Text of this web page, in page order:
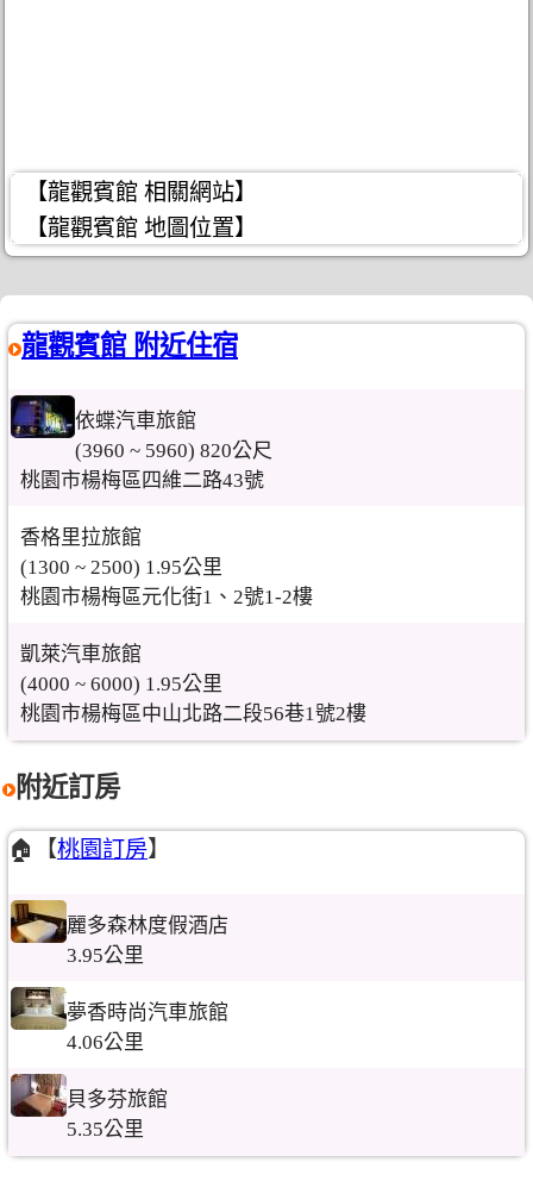
【龍觀賓館 相關網站】
【龍觀賓館 地圖位置】
龍觀賓館 附近住宿
依蝶汽車旅館
(3960 ~ 5960) 820公尺
桃園市楊梅區四維二路43號
香格里拉旅館
(1300 ~ 2500) 1.95公里
桃園市楊梅區元化街1、2號1-2樓
凱萊汽車旅館
(4000 ~ 6000) 1.95公里
桃園市楊梅區中山北路二段56巷1號2樓
附近訂房
🏠【桃園訂房】
麗多森林度假酒店
3.95公里
夢香時尚汽車旅館
4.06公里
貝多芬旅館
5.35公里